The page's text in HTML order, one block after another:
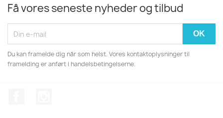
Få vores seneste nyheder og tilbud
Du kan framelde dig når som helst. Vores kontaktoplysninger til
framelding er anført i handelsbetingelserne.